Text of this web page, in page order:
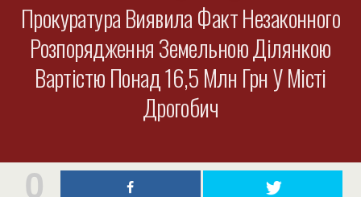
Прокуратура Виявила Факт Незаконного
Розпорядження Земельною Ділянкою
Вартістю Понад 16,5 Млн Грн У Місті
Дрогобич
0